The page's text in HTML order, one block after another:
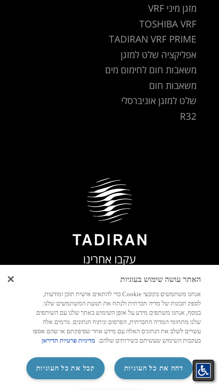
מזגן מיני VRF
TOSHIBA VRF
TADIRAN VRF PRIME
אפליקציה שלט למזגן
משאבות חום לחימום מים
משאבות חום
שלט למזגן אוניברסלי
R32
עקבו אחרינו
האתר עושה שימוש בעוגיות
אנחנו משתמשים בקובצי Cookie כדי להתאים אישית תוכן ומודעות,
לספק תכונות של מדיה חברתית ולנתח את תנועת המשתמשים שלנו.
בנוסף, אנחנו משתפים מידע על אופן השימוש באתר שלנו עם השותפים
שלנו מתחומי המדיה החברתית, הפרסום וניתוח הנתונים. גורמים אלה
עשויים לשלב את הנתונים האלה עם מידע אחר שסיפקתם או שהם אספו
בעקבות השימוש שעשיתם בשירותים שלהם. מדיניות פרטיות תדיראן
קבל את כל העוגיות ‏דחה את כל העוגיות